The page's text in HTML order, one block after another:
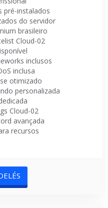
pré-instalados
do servidor
brasileiro
Cloud-02
inclusos
inclusa
otimizado
personalizada
Cloud-02
avançada
recursos